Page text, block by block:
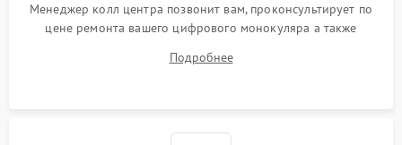
Менеджер колл центра позвонит вам, проконсультирует по
цене ремонта вашего цифрового монокуляра а также
Подробнее